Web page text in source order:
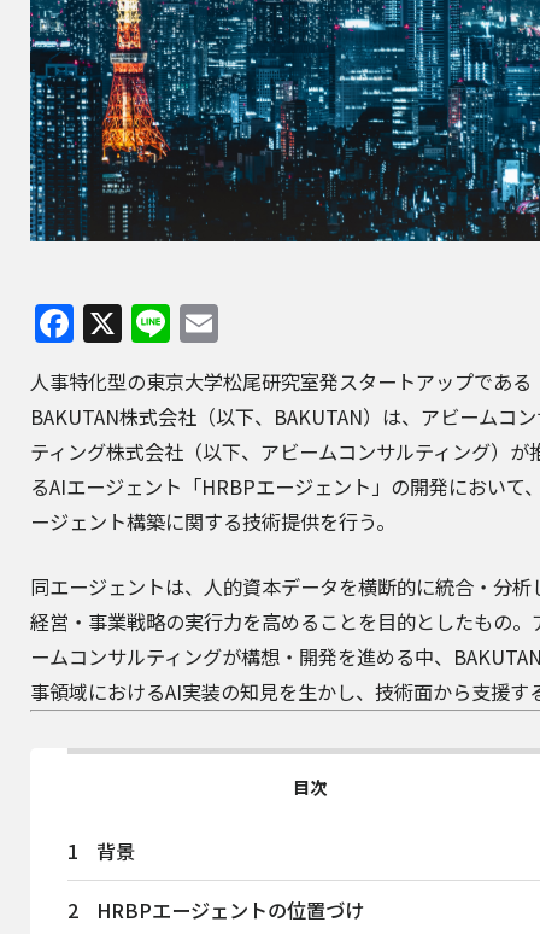
Facebook
X Line
人事特化型の東京大学松尾研究室発スタートアップである
BAKUTAN株式会社 （以下、BAKUTAN）は、 アビームコ
ティング株式会社 （以下、アビームコンサルティング）が
るAIエージェント「HRBPエージェント」の開発において
ージェント構築に関する技術提供を行う。
同エージェントは、人的資本データを横断的に統合・分析
経営・事業戦略の実行力を高めることを目的としたもの。
ームコンサルティングが構想・開発を進める中、
事領域におけるAI実装の知見を生かし、技術面から支援す
目次
1 背景
2 HRBPエージェントの位置づけ